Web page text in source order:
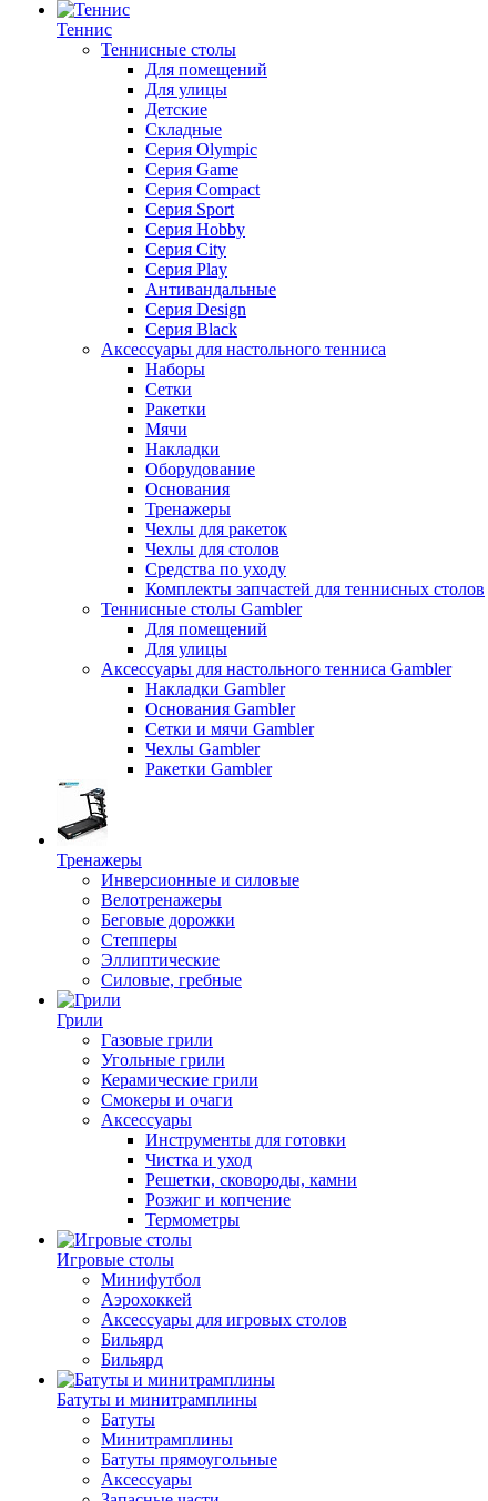
Теннис
Теннисные столы
Для помещений
Для улицы
Детские
Складные
Серия Olympic
Серия Game
Серия Compact
Серия Sport
Серия Hobby
Серия City
Серия Play
Антивандальные
Серия Design
Серия Black
Аксессуары для настольного тенниса
Наборы
Сетки
Ракетки
Мячи
Накладки
Оборудование
Основания
Тренажеры
Чехлы для ракеток
Чехлы для столов
Средства по уходу
Комплекты запчастей для теннисных столов
Теннисные столы Gambler
Для помещений
Для улицы
Аксессуары для настольного тенниса Gambler
Накладки Gambler
Основания Gambler
Сетки и мячи Gambler
Чехлы Gambler
Ракетки Gambler
Тренажеры
Инверсионные и силовые
Велотренажеры
Беговые дорожки
Степперы
Эллиптические
Силовые, гребные
Грили
Газовые грили
Угольные грили
Керамические грили
Смокеры и очаги
Аксессуары
Инструменты для готовки
Чистка и уход
Решетки, сковороды, камни
Розжиг и копчение
Термометры
Игровые столы
Минифутбол
Аэрохоккей
Аксессуары для игровых столов
Бильяpд
Бильяpд
Батуты и минитрамплины
Батуты
Минитрамплины
Батуты прямоугольные
Аксессуары